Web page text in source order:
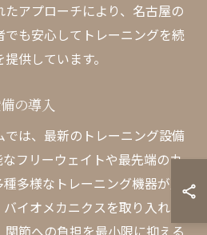
アプローチにより、名古屋の
も安心してトレーニングを続
供しています。
の導入
は、最新のトレーニング設備
フリーウェイトや最先端のカ
多様なトレーニング機器が用
イオメカニクスを取り入れた
関節への負担を最小限に抑える